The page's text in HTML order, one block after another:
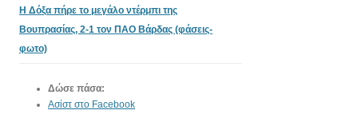
Η Δόξα πήρε το μεγάλο ντέρμπι της
Βουπρασίας, 2-1 τον ΠΑΟ Βάρδας (φάσεις-
φωτο)
Δώσε πάσα:
Ασίστ στο Facebook